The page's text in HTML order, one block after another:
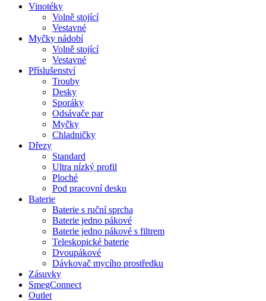
Vinotéky
Volně stojící
Vestavné
Myčky nádobí
Volně stojící
Vestavné
Příslušenství
Trouby
Desky
Sporáky
Odsávače par
Myčky
Chladničky
Dřezy
Standard
Ultra nízký profil
Ploché
Pod pracovní desku
Baterie
Baterie s ruční sprcha
Baterie jedno pákové
Baterie jedno pákové s filtrem
Teleskopické baterie
Dvoupákové
Dávkovač mycího prostředku
Zásuvky
SmegConnect
Outlet